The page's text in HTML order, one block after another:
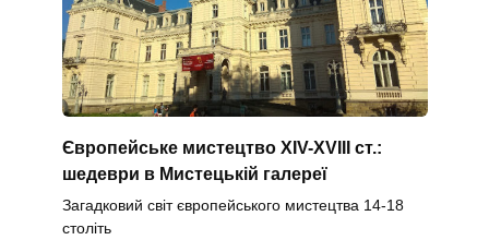
Європейське мистецтво XIV-XVIII ст.:
шедеври в Мистецькій галереї
Загадковий світ європейського мистецтва 14-18
століть